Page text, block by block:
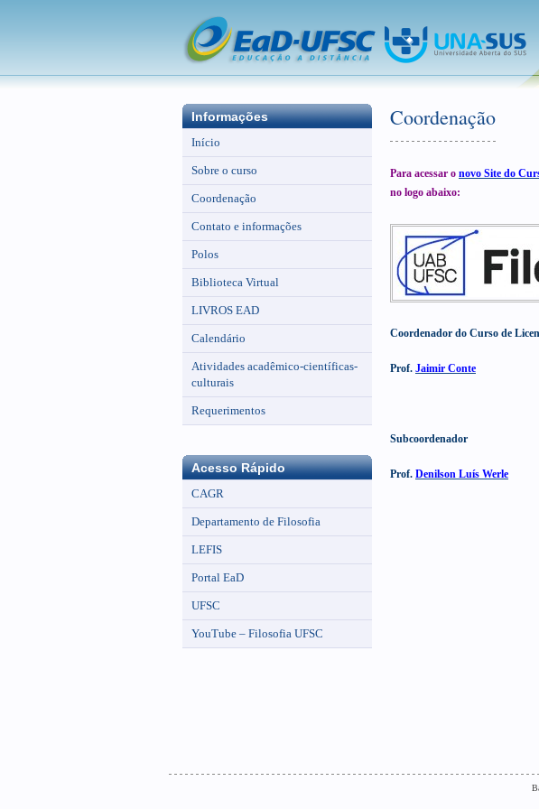
Informações
Início
Sobre o curso
Coordenação
Contato e informações
Polos
Biblioteca Virtual
LIVROS EAD
Calendário
Atividades acadêmico-científicas-
culturais
Requerimentos
Acesso Rápido
CAGR
Departamento de Filosofia
LEFIS
Portal EaD
UFSC
YouTube – Filosofia UFSC
Coordenação
Para acessar o novo Site do
no logo abaixo:
Coordenador do Curso de
Prof. Jaimir Conte
Subcoordenador
Prof. Denilson Luís Werle